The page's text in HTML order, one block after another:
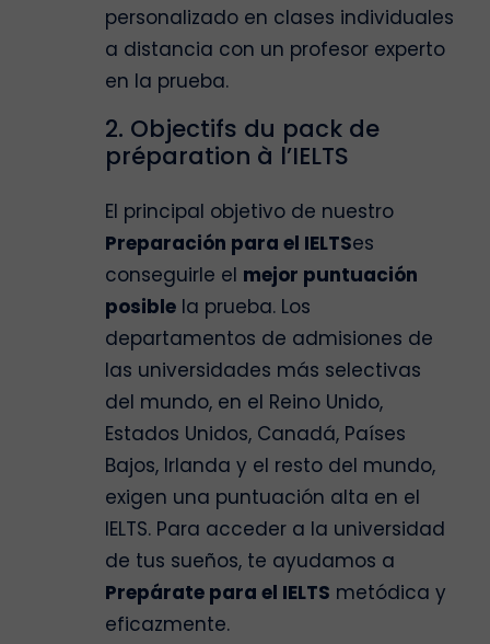
personalizado en clases individuales
a distancia con un profesor experto
en la prueba.
2. Objectifs du pack de
préparation à l’IELTS
El principal objetivo de nuestro
Preparación para el IELTSes
conseguirle el mejor puntuación
posible la prueba. Los
departamentos de admisiones de
las universidades más selectivas
del mundo, en el Reino Unido,
Estados Unidos, Canadá, Países
Bajos, Irlanda y el resto del mundo,
exigen una puntuación alta en el
IELTS. Para acceder a la universidad
de tus sueños, te ayudamos a
Prepárate para el IELTS metódica y
eficazmente.